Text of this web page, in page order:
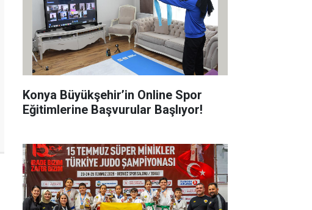
Konya Büyükşehir’in Online Spor
Eğitimlerine Başvurular Başlıyor!